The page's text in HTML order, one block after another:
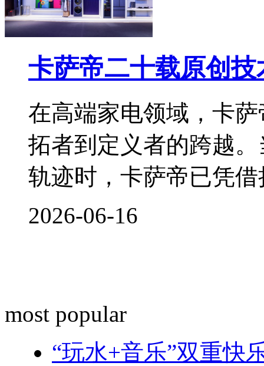
卡萨帝二十载原创
在高端家电领域，卡
拓者到定义者的跨越
轨迹时，卡萨帝已凭
2026-06-16
most popular
“玩水+音乐”双重快